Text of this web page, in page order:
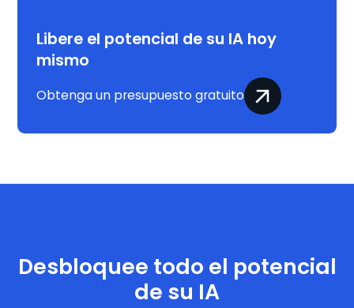
Libere el potencial de su IA hoy
mismo
Obtenga un presupuesto gratuito
Desbloquee todo el potencial
de su IA